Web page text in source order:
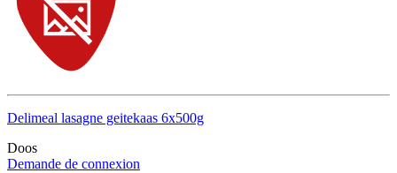
Delimeal lasagne geitekaas 6x500g
Doos
Demande de connexion